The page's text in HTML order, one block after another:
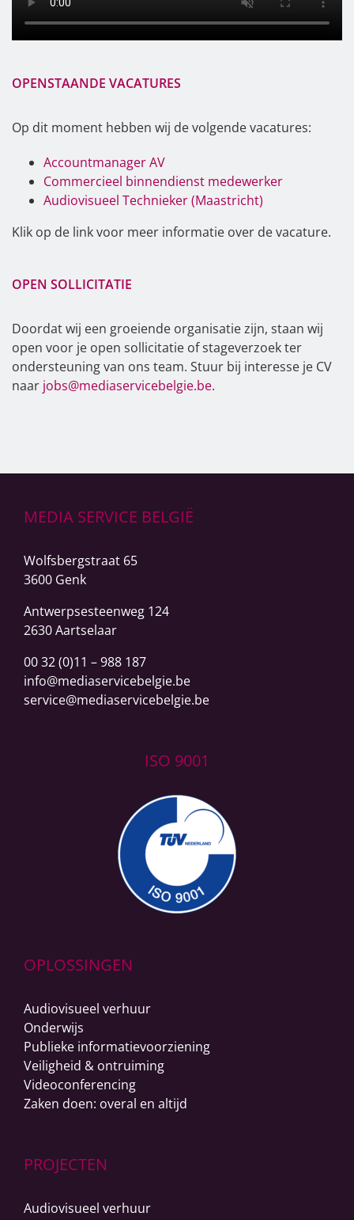
OPENSTAANDE VACATURES
Op dit moment hebben wij de volgende vacatures:
Accountmanager AV
Commercieel binnendienst medewerker
Audiovisueel Technieker (Maastricht)
Klik op de link voor meer informatie over de vacature.
OPEN SOLLICITATIE
Doordat wij een groeiende organisatie zijn, staan wij
open voor je open sollicitatie of stageverzoek ter
ondersteuning van ons team. Stuur bij interesse je CV
naar jobs@mediaservicebelgie.be.
MEDIA SERVICE BELGIË
Wolfsbergstraat 65
3600 Genk
Antwerpsesteenweg 124
2630 Aartselaar
00 32 (0)11 – 988 187
info@mediaservicebelgie.be
service@mediaservicebelgie.be
ISO 9001
OPLOSSINGEN
Audiovisueel verhuur
Onderwijs
Publieke informatievoorziening
Veiligheid & ontruiming
Videoconferencing
Zaken doen: overal en altijd
PROJECTEN
Audiovisueel verhuur